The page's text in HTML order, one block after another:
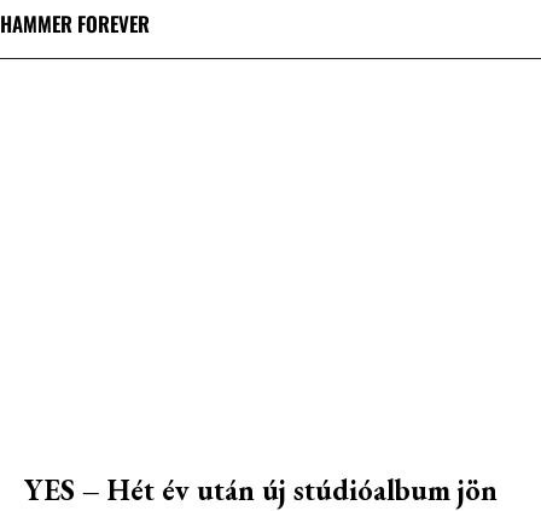
HAMMER FOREVER
YES – Hét év után új stúdióalbum jön